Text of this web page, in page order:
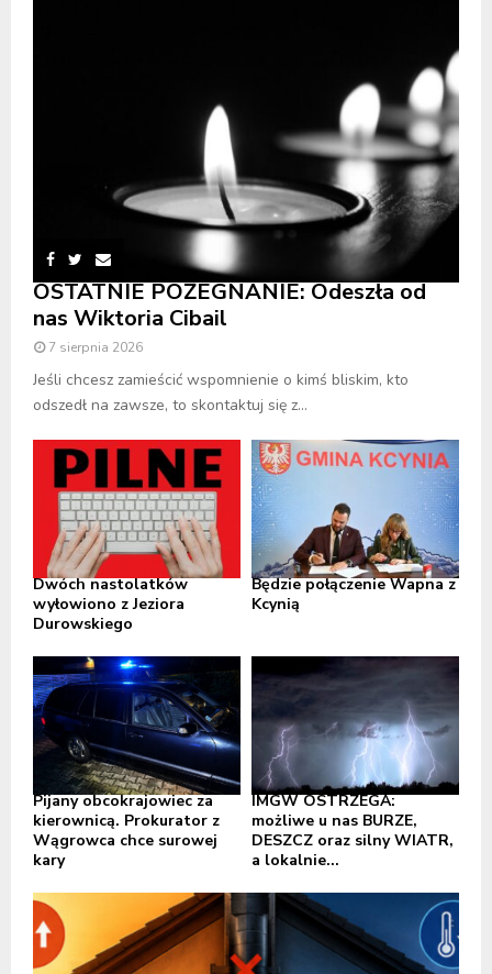
OSTATNIE POŻEGNANIE: Odeszła od
nas Wiktoria Cibail
7 sierpnia 2026
Jeśli chcesz zamieścić wspomnienie o kimś bliskim, kto
odszedł na zawsze, to skontaktuj się z...
Dwóch nastolatków
wyłowiono z Jeziora
Durowskiego
Będzie połączenie Wapna z
Kcynią
Pijany obcokrajowiec za
kierownicą. Prokurator z
Wągrowca chce surowej
kary
IMGW OSTRZEGA:
możliwe u nas BURZE,
DESZCZ oraz silny WIATR,
a lokalnie...